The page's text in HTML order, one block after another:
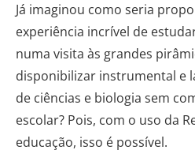
Já imaginou como seria
experiência incrível de
numa visita às grandes
disponibilizar instrumental e
de ciências e biologia sem
escolar? Pois, com o uso da
educação, isso é possível.